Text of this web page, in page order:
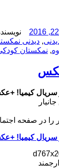
, دیدنی
, نمکستان
سریال کیمیا!
را در صفحه
سریال کیمیا!